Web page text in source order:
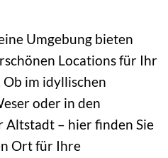
Umgebung bieten
Locations für Ihr
im idyllischen
oder in den
Altstadt – hier finden Sie
Ort für Ihre